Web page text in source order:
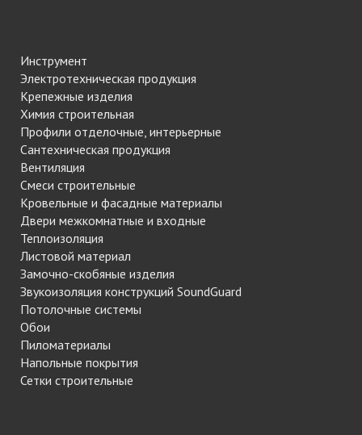
Инструмент
Электротехническая продукция
Крепежные изделия
Химия строительная
Профили отделочные, интерьерные
Сантехническая продукция
Вентиляция
Смеси строительные
Кровельные и фасадные материалы
Двери межкомнатные и входные
Теплоизоляция
Листовой материал
Замочно-скобяные изделия
Звукоизоляция конструкций SoundGuard
Потолочные системы
Обои
Пиломатериалы
Напольные покрытия
Сетки строительные